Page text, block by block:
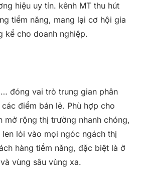
hiệu uy tín. kênh MT thu hút
tiềm năng, mang lại cơ hội gia
kể cho doanh nghiệp.
đóng vai trò trung gian phân
điểm bán lẻ. Phù hợp cho
mở rộng thị trường nhanh chóng,
lỏi vào mọi ngóc ngách thị
hàng tiềm năng, đặc biệt là ở
vùng sâu vùng xa.